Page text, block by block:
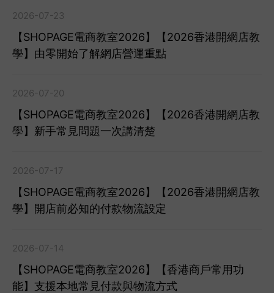
2026-07-23
【SHOPAGE電商教室2026】【2026香港開網店教
學】由零開始了解網店營運重點
2026-07-20
【SHOPAGE電商教室2026】【2026香港開網店教
學】新手常見問題一次講清楚
2026-07-17
【SHOPAGE電商教室2026】【2026香港開網店教
學】開店前必知的付款物流設定
2026-07-14
【SHOPAGE電商教室2026】【香港商戶常用功
能】支援本地常見付款與物流方式